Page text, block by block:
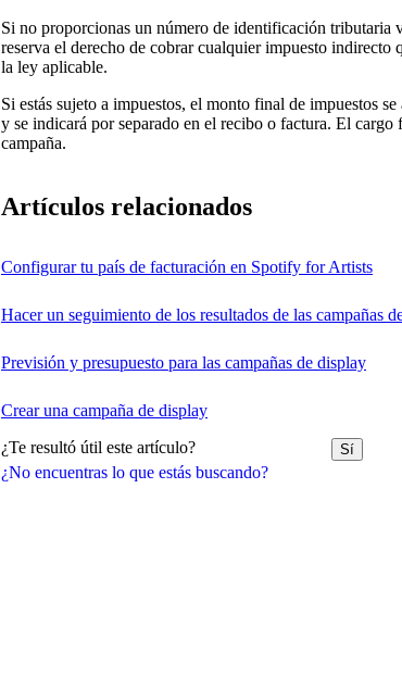
¿No encuentras lo que estás buscando?
Si no proporcionas un número de identificación tributaria
reserva el derecho de cobrar cualquier impuesto indirecto
la ley aplicable.
Si estás sujeto a impuestos, el monto final de impuestos
y se indicará por separado en el recibo o factura. El
campaña.
Artículos relacionados
Configurar tu país de facturación en Spotify for Artists
Hacer un seguimiento de los resultados de las campañas
Previsión y presupuesto para las campañas de display
Crear una campaña de display
¿Te resultó útil este artículo? Sí